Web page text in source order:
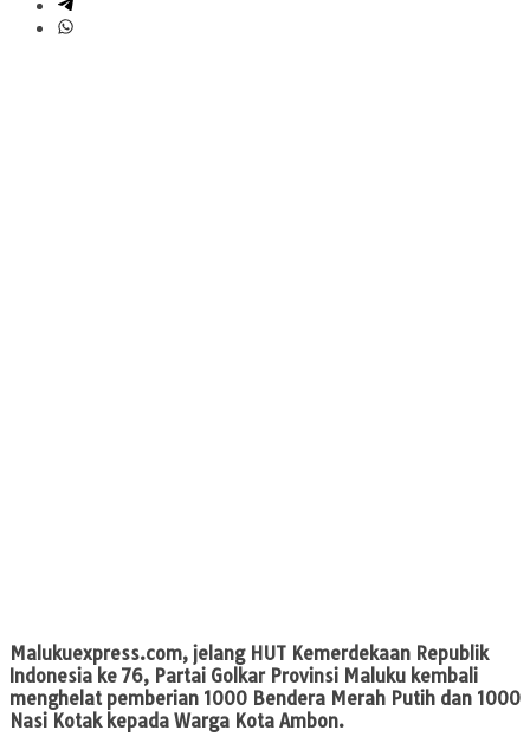
Malukuexpress.com, jelang HUT Kemerdekaan Republik
Indonesia ke 76, Partai Golkar Provinsi Maluku kembali
menghelat pemberian 1000 Bendera Merah Putih dan 1000
Nasi Kotak kepada Warga Kota Ambon.